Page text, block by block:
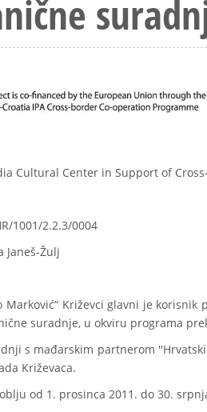
Cultural Center in Support of
1001/2.2.3/0004
Janeš-Žulj
Marković“ Križevci glavni je
suradnje, u okviru programa
s mađarskim partnerom
Križevaca.
od 1. prosinca 2011. do 30.